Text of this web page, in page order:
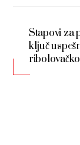
Stapovi za
ključ